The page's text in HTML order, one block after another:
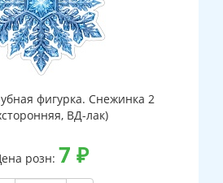
фигурка. Снежинка 2
ВД-лак)
розн: 7 ₽